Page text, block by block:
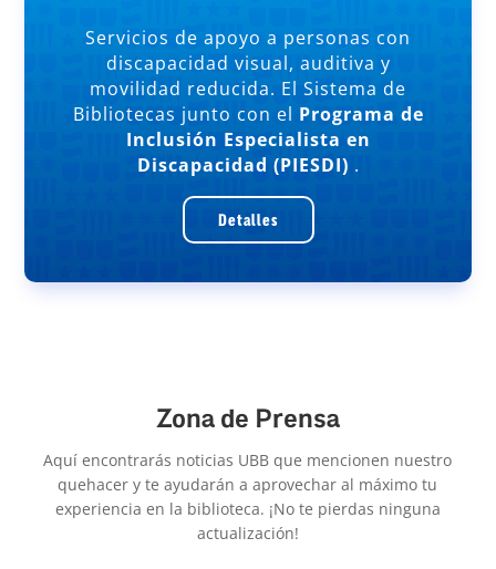
Servicios de apoyo a personas con
discapacidad visual, auditiva y
movilidad reducida. El Sistema de
Bibliotecas junto con el Programa de
Inclusión Especialista en
Discapacidad (PIESDI) .
Detalles
Zona de Prensa
Aquí encontrarás noticias UBB que mencionen nuestro
quehacer y te ayudarán a aprovechar al máximo tu
experiencia en la biblioteca. ¡No te pierdas ninguna
actualización!